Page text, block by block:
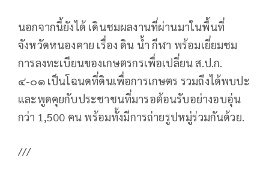
นอกจากนี้ยังได้ เดินชมผลงานที่ผ่านมาในพื้นที่
จังหวัดหนองคาย เรื่อง ดิน น้ำ กีฬา พร้อมเยี่ยมชม
การลงทะเบียนของเกษตรกรเพื่อเปลี่ยน ส.ป.ก.
๔-๐๑ เป็นโฉนดที่ดินเพื่อการเกษตร รวมถึงได้พบปะ
และพูดคุยกับประชาชนที่มารอต้อนรับอย่างอบอุ่น
กว่า 1,500 คน พร้อมทั้งมีการถ่ายรูปหมู่ร่วมกันด้วย.
///